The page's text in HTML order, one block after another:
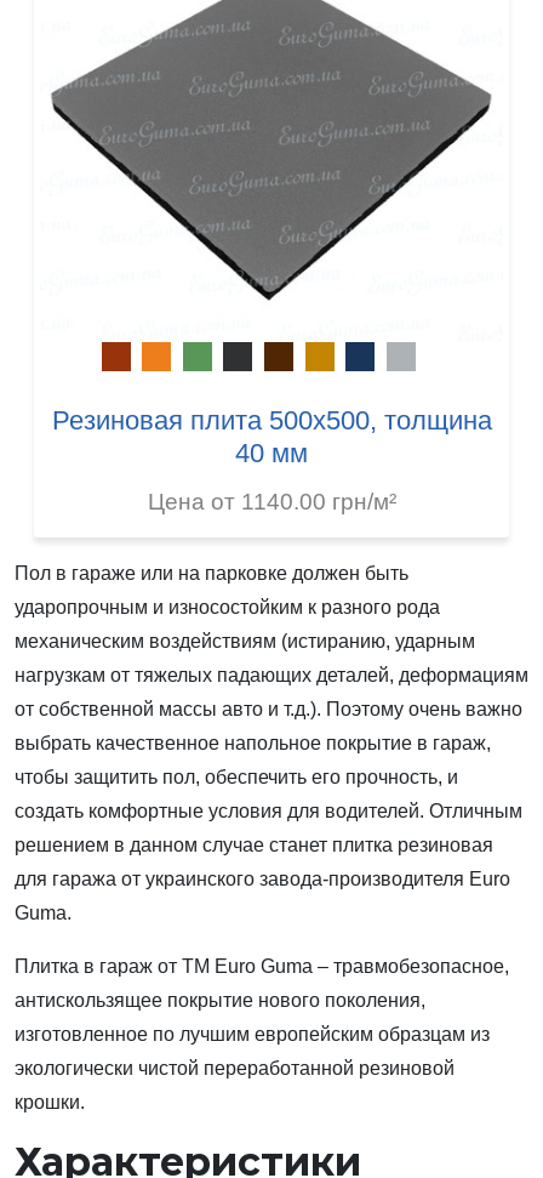
Резиновая плита 500х500, толщина
40 мм
Цена от 1140.00 грн/м²
Пол в гараже или на парковке должен быть
ударопрочным и износостойким к разного рода
механическим воздействиям (истиранию, ударным
нагрузкам от тяжелых падающих деталей, деформациям
от собственной массы авто и т.д.). Поэтому очень важно
выбрать качественное напольное покрытие в гараж,
чтобы защитить пол, обеспечить его прочность, и
создать комфортные условия для водителей. Отличным
решением в данном случае станет плитка резиновая
для гаража от украинского завода-производителя Euro
Guma.
Плитка в гараж от ТМ Euro Guma – травмобезопасное,
антискользящее покрытие нового поколения,
изготовленное по лучшим европейским образцам из
экологически чистой переработанной резиновой
крошки.
Характеристики